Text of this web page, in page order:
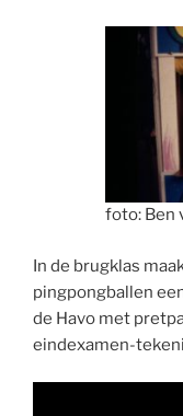
foto: Ben
In de brugklas
pingpongballen
de Havo met
eindexamen-